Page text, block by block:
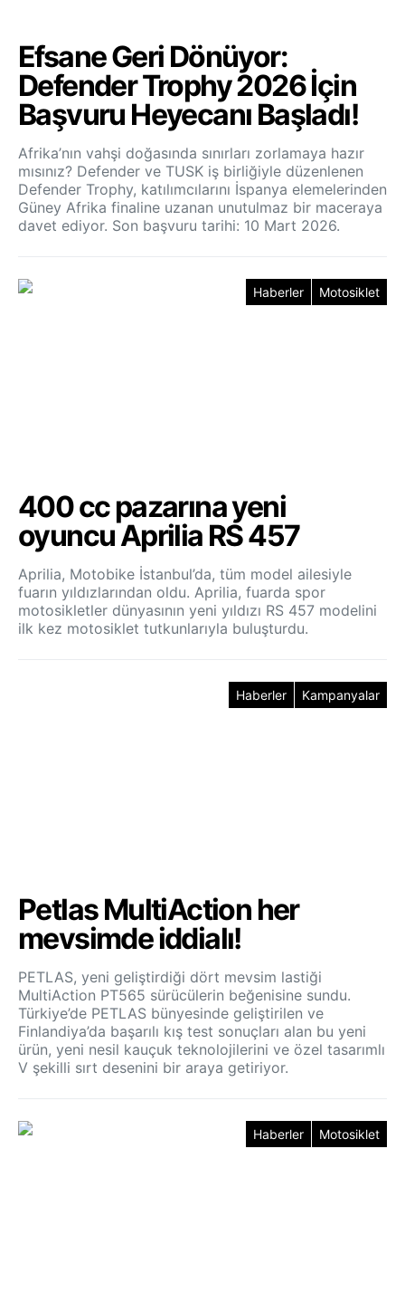
Efsane Geri Dönüyor:
Defender Trophy 2026 İçin
Başvuru Heyecanı Başladı!
Afrika’nın vahşi doğasında sınırları zorlamaya hazır
mısınız? Defender ve TUSK iş birliğiyle düzenlenen
Defender Trophy, katılımcılarını İspanya elemelerinden
Güney Afrika finaline uzanan unutulmaz bir maceraya
davet ediyor. Son başvuru tarihi: 10 Mart 2026.
Haberler Motosiklet
400 cc pazarına yeni
oyuncu Aprilia RS 457
Aprilia, Motobike İstanbul’da, tüm model ailesiyle
fuarın yıldızlarından oldu. Aprilia, fuarda spor
motosikletler dünyasının yeni yıldızı RS 457 modelini
ilk kez motosiklet tutkunlarıyla buluşturdu.
Haberler Kampanyalar
Petlas MultiAction her
mevsimde iddialı!
PETLAS, yeni geliştirdiği dört mevsim lastiği
MultiAction PT565 sürücülerin beğenisine sundu.
Türkiye’de PETLAS bünyesinde geliştirilen ve
Finlandiya’da başarılı kış test sonuçları alan bu yeni
ürün, yeni nesil kauçuk teknolojilerini ve özel tasarımlı
V şekilli sırt desenini bir araya getiriyor.
Haberler Motosiklet